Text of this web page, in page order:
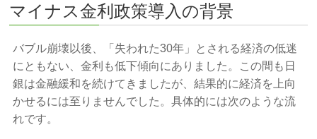
マイナス金利政策導入の背景
バブル崩壊以後、「失われた30年」とされる経済の低迷
にともない、金利も低下傾向にありました。この間も日
銀は金融緩和を続けてきましたが、結果的に経済を上向
かせるには至りませんでした。具体的には次のような流
れです。